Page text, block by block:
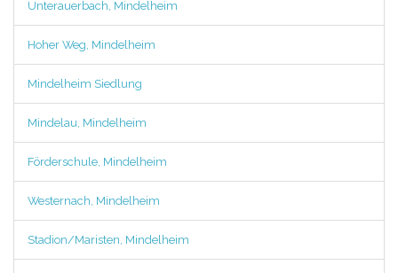
Unterauerbach, Mindelheim
Hoher Weg, Mindelheim
Mindelheim Siedlung
Mindelau, Mindelheim
Förderschule, Mindelheim
Westernach, Mindelheim
Stadion/Maristen, Mindelheim